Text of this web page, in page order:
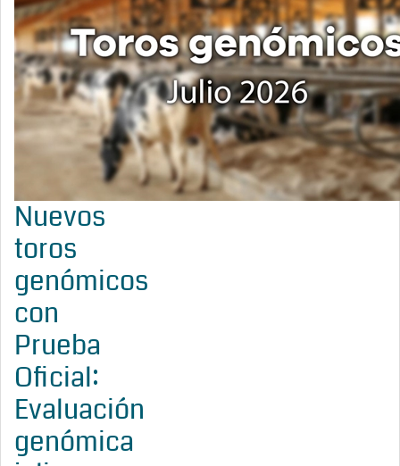
Nuevos
toros
genómicos
con
Prueba
Oficial:
Evaluación
genómica